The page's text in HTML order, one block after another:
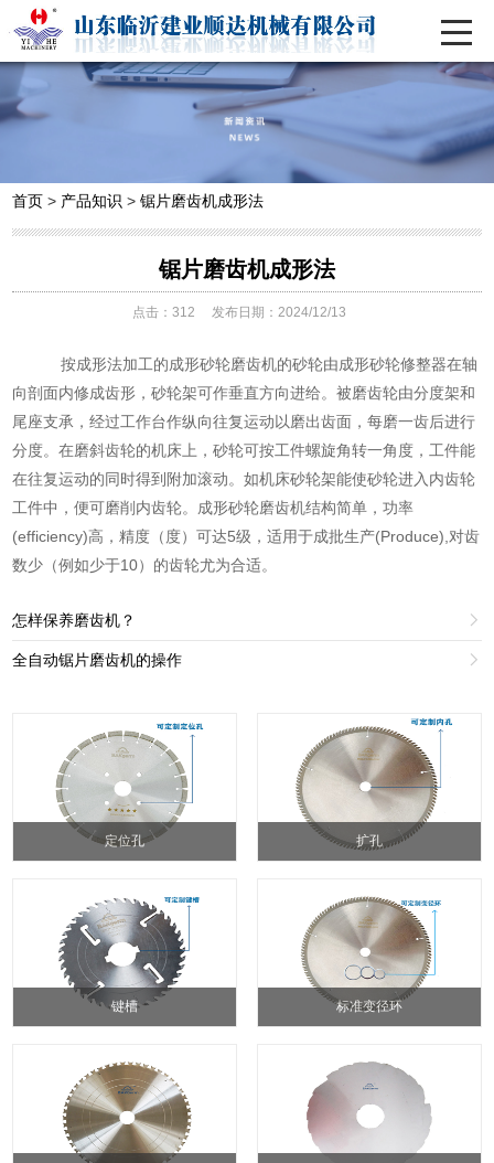
首页 > 产品知识 >锯片磨齿机成形法
锯片磨齿机成形法
点击： 312 发布日期：2024/12/13
按成形法加工的成形砂轮磨齿机的砂轮由成形砂轮修整器在轴
向剖面内修成齿形，砂轮架可作垂直方向进给。被磨齿轮由分度架和
尾座支承，经过工作台作纵向往复运动以磨出齿面，每磨一齿后进行
分度。在磨斜齿轮的机床上，砂轮可按工件螺旋角转一角度，工件能
在往复运动的同时得到附加滚动。如机床砂轮架能使砂轮进入内齿轮
工件中，便可磨削内齿轮。成形砂轮磨齿机结构简单，功率
(efficiency)高，精度（度）可达5级，适用于成批生产(Produce),对齿
数少（例如少于10）的齿轮尤为合适。
怎样保养磨齿机？ 
全自动锯片磨齿机的操作 
定位孔 扩孔
键槽 标准变径环